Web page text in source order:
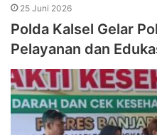
25 Juni 2026
Polda Kalsel Gelar
Pelayanan dan